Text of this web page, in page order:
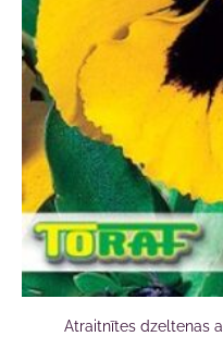
Atraitnītes dzeltenas